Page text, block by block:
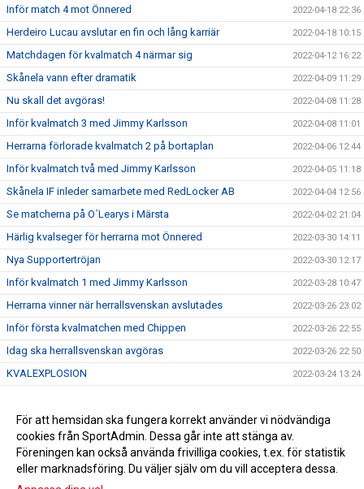
Inför match 4 mot Önnered 2022-04-18 22:36
Herdeiro Lucau avslutar en fin och lång karriär 2022-04-18 10:15
Matchdagen för kvalmatch 4 närmar sig 2022-04-12 16:22
Skånela vann efter dramatik 2022-04-09 11:29
Nu skall det avgöras! 2022-04-08 11:28
Inför kvalmatch 3 med Jimmy Karlsson 2022-04-08 11:01
Herrarna förlorade kvalmatch 2 på bortaplan 2022-04-06 12:44
Inför kvalmatch två med Jimmy Karlsson 2022-04-05 11:18
Skånela IF inleder samarbete med RedLocker AB 2022-04-04 12:56
Se matcherna på O´Learys i Märsta 2022-04-02 21:04
Härlig kvalseger för herrarna mot Önnered 2022-03-30 14:11
Nya Supportertröjan 2022-03-30 12:17
Inför kvalmatch 1 med Jimmy Karlsson 2022-03-28 10:47
Herrarna vinner när herrallsvenskan avslutades 2022-03-26 23:02
Inför första kvalmatchen med Chippen 2022-03-26 22:55
Idag ska herrallsvenskan avgöras 2022-03-26 22:50
KVALEXPLOSION 2022-03-24 13:24
Anna Mossberg förlänger med Skånela IF 2022-03-15 10:13
Alexandra Schaerlund skriver nytt! 2022-03-11 10:15
För att hemsidan ska fungera korrekt använder vi nödvändiga
cookies från SportAdmin. Dessa går inte att stänga av.
Föreningen kan också använda frivilliga cookies, t.ex. för statistik
eller marknadsföring. Du väljer själv om du vill acceptera dessa.